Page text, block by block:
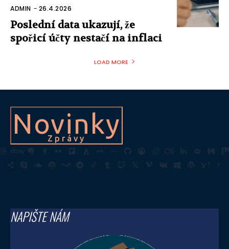
ADMIN - 26.4.2026
Poslední data ukazují, že
spořicí účty nestačí na inflaci
LOAD MORE
Novinky
Zprávy
NAPIŠTE NÁM